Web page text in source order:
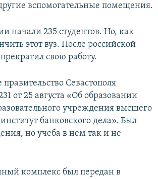
вспомогательные помещения.
начали 235 студентов. Но, как
этот вуз. После российской
свою работу.
Севастополя
от 25 августа «Об образовании
учреждения высшего
банковского дела». Был
но учеба в нем так и не
комплекс был передан в